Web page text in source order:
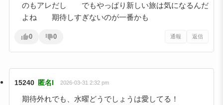
のもアレだし でもやっぱり新しい旅は気になるんだ
よね 期待しすぎないのが一番かも
0 0 通報 返信
15240 匿名I 2026-03-31 2:32 pm
期待外れでも、水曜どうでしょうは愛してる！